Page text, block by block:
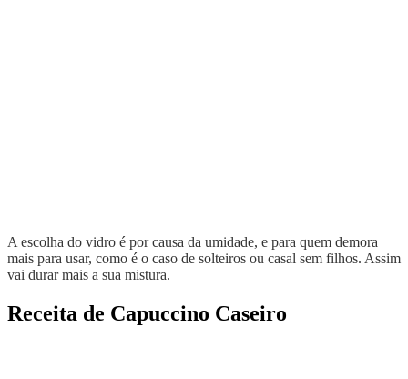
A escolha do vidro é por causa da umidade, e para quem demora
mais para usar, como é o caso de solteiros ou casal sem filhos. Assim
vai durar mais a sua mistura.
Receita de Capuccino Caseiro